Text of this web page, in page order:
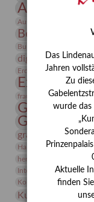
Ausstellung
Ausstellung „Vier Winde“
Bernhard
Burg Posterstein
digitallabor
Erdmann Julius Dietrich
frauen Frauen in
Gerhard-
Gerhard
grafische
Hanns-Conon von der
herman de vries
Integriertes
Kolosseum
Kunstmuseum
Das
Jahren
Zu
wurde
Aktuelle
finden